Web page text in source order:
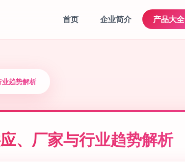
首页 企业简介 产品大全
业趋势解析
、厂家与行业趋势解析